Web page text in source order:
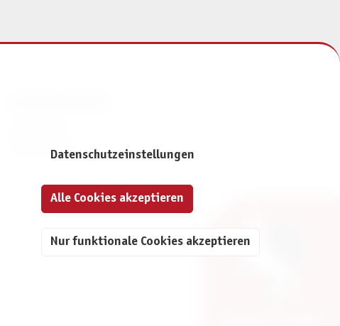
Datenschutz
Datenschutzeinstellungen
Nur funktionale Cookies akzeptieren
Alle Cookies akzeptieren